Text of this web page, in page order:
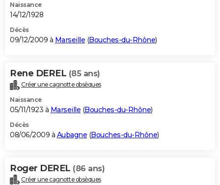
Naissance
14/12/1928
Décès
09/12/2009 à Marseille (Bouches-du-Rhône)
Rene DEREL (85 ans)
Créer une cagnotte obsèques
Naissance
05/11/1923 à Marseille (Bouches-du-Rhône)
Décès
08/06/2009 à Aubagne (Bouches-du-Rhône)
Roger DEREL (86 ans)
Créer une cagnotte obsèques